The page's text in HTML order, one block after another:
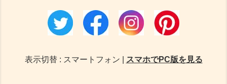
表示切替 : スマートフォン | スマホでPC版を見る